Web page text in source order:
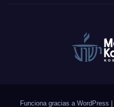
Funciona gracias a WordPress |